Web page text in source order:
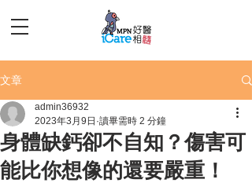
文章
身體缺鈣卻不自知？傷害可
能比你想像的還要嚴重！
admin36932
2023年3月9日 讀畢需時 2 分鐘